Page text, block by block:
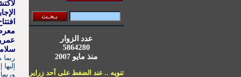
عدد الزوار
5864280
منذ مايو 2007
تنويه .. عند الضغط على آحد زراير